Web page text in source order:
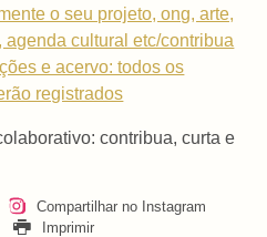
o seu projeto, ong, arte,
cultural etc/contribua
e acervo: todos os
registrados
contribua, curta e
Compartilhar no Instagram
Imprimir